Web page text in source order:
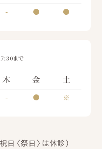
- ● ●
まで
木 金 土
- ● ※
日〈祭日〉は休診）